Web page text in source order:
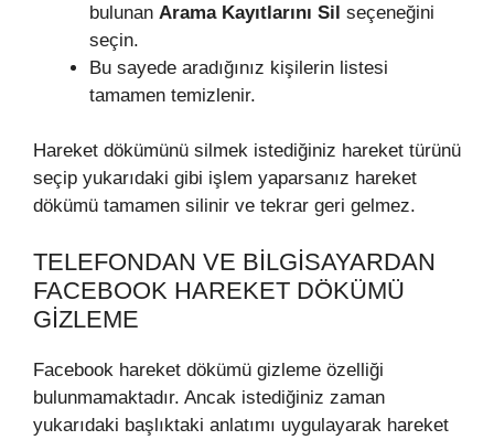
bulunan Arama Kayıtlarını Sil seçeneğini
seçin.
Bu sayede aradığınız kişilerin listesi
tamamen temizlenir.
Hareket dökümünü silmek istediğiniz hareket türünü
seçip yukarıdaki gibi işlem yaparsanız hareket
dökümü tamamen silinir ve tekrar geri gelmez.
TELEFONDAN VE BILGISAYARDAN
FACEBOOK HAREKET DÖKÜMÜ
GIZLEME
Facebook hareket dökümü gizleme özelliği
bulunmamaktadır. Ancak istediğiniz zaman
yukarıdaki başlıktaki anlatımı uygulayarak hareket